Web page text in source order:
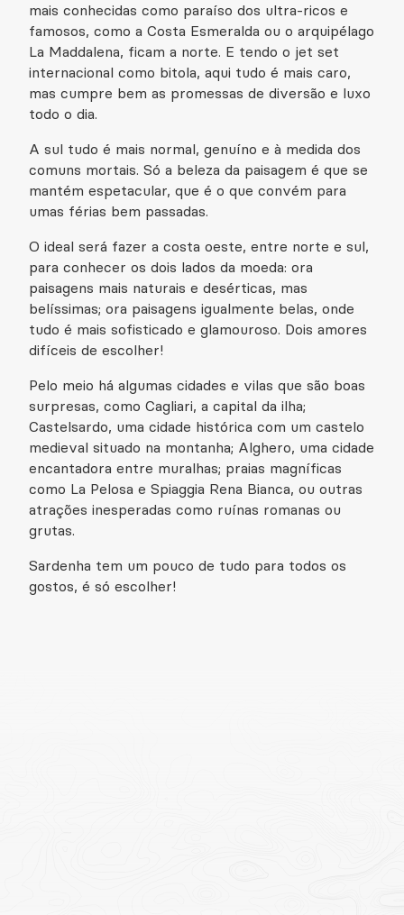
mais conhecidas como paraíso dos ultra-ricos e
famosos, como a Costa Esmeralda ou o arquipélago
La Maddalena, ficam a norte. E tendo o jet set
internacional como bitola, aqui tudo é mais caro,
mas cumpre bem as promessas de diversão e luxo
todo o dia.
A sul tudo é mais normal, genuíno e à medida dos
comuns mortais. Só a beleza da paisagem é que se
mantém espetacular, que é o que convém para
umas férias bem passadas.
O ideal será fazer a costa oeste, entre norte e sul,
para conhecer os dois lados da moeda: ora
paisagens mais naturais e desérticas, mas
belíssimas; ora paisagens igualmente belas, onde
tudo é mais sofisticado e glamouroso. Dois amores
difíceis de escolher!
Pelo meio há algumas cidades e vilas que são boas
surpresas, como Cagliari, a capital da ilha;
Castelsardo, uma cidade histórica com um castelo
medieval situado na montanha; Alghero, uma cidade
encantadora entre muralhas; praias magníficas
como La Pelosa e Spiaggia Rena Bianca, ou outras
atrações inesperadas como ruínas romanas ou
grutas.
Sardenha tem um pouco de tudo para todos os
gostos, é só escolher!